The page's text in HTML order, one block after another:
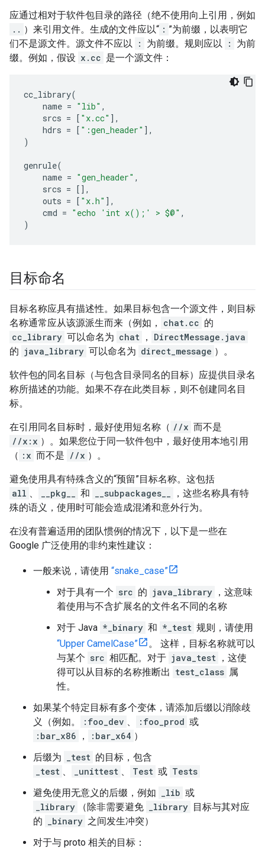
应通过相对于软件包目录的路径（绝不使用向上引用，例如
.. ）来引用文件。生成的文件应以“ : ”为前缀，以表明它
们不是源文件。源文件不应以
: 为前缀。规则应以 :
为前
缀。例如，假设 x.cc 是一个源文件：
cc_library(
name = "lib" ,
srcs = [ "x.cc" ],
hdrs = [ ":gen_header" ],
)
genrule(
name = "gen_header" ,
srcs = [],
outs = [ "x.h" ],
cmd = "echo 'int x();' > $@" ,
)
目标命名
目标名称应具有描述性。如果目标包含一个源文件，则目标
名称通常应从该源派生而来（例如，
chat.cc 的
cc_library 可以命名为 chat ，
DirectMessage.java
的 java_library 可以命名为 direct_message ）。
软件包的同名目标（与包含目录同名的目标）应提供目录名
称所描述的功能。如果不存在此类目标，则不创建同名目
标。
在引用同名目标时，最好使用短名称（ //x 而不是
//x:x ）。如果您位于同一软件包中，最好使用本地引用
（ :x 而不是 //x ）。
避免使用具有特殊含义的“预留”目标名称。这包括
all 、 __pkg__ 和 __subpackages__
，这些名称具有特
殊的语义，使用时可能会造成混淆和意外行为。
在没有普遍适用的团队惯例的情况下，以下是一些在
Google 广泛使用的非约束性建议：
一般来说，请使用 “snake_case”
对于具有一个 src 的 java_library ，这意味
着使用与不含扩展名的文件名不同的名称
对于 Java *_binary 和 *_test 规则，请使用
“Upper CamelCase”
。 这样，目标名称就可以
与某个 src 相匹配。对于 java_test ，这使
得可以从目标的名称推断出 test_class 属
性。
如果某个特定目标有多个变体，请添加后缀以消除歧
义（例如。
:foo_dev 、 :foo_prod 或
:bar_x86
， :bar_x64 ）
后缀为
_test 的目标，包含
_test 、 _unittest 、 Test 或 Tests
避免使用无意义的后缀，例如
_lib 或
_library
（除非需要避免 _library 目标与其对应
的
_binary 之间发生冲突）
对于与 proto 相关的目标：